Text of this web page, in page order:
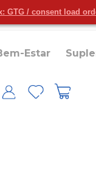
GTG / consent load
Estar